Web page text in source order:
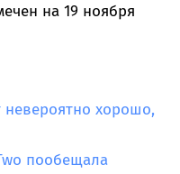
на 19 ноября
невероятно хорошо,
пообещала